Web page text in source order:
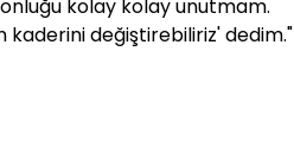
kolay kolay unutmam.
kaderini değiştirebiliriz' dedim."